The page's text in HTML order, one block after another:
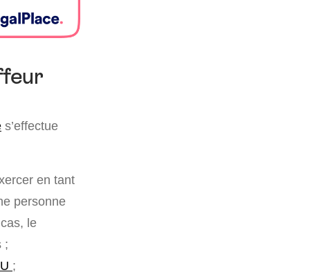
s’effectue
en tant
personne
le
;
;